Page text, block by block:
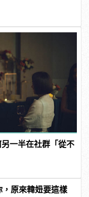
一半在社群「從不
原來韓妞要這樣